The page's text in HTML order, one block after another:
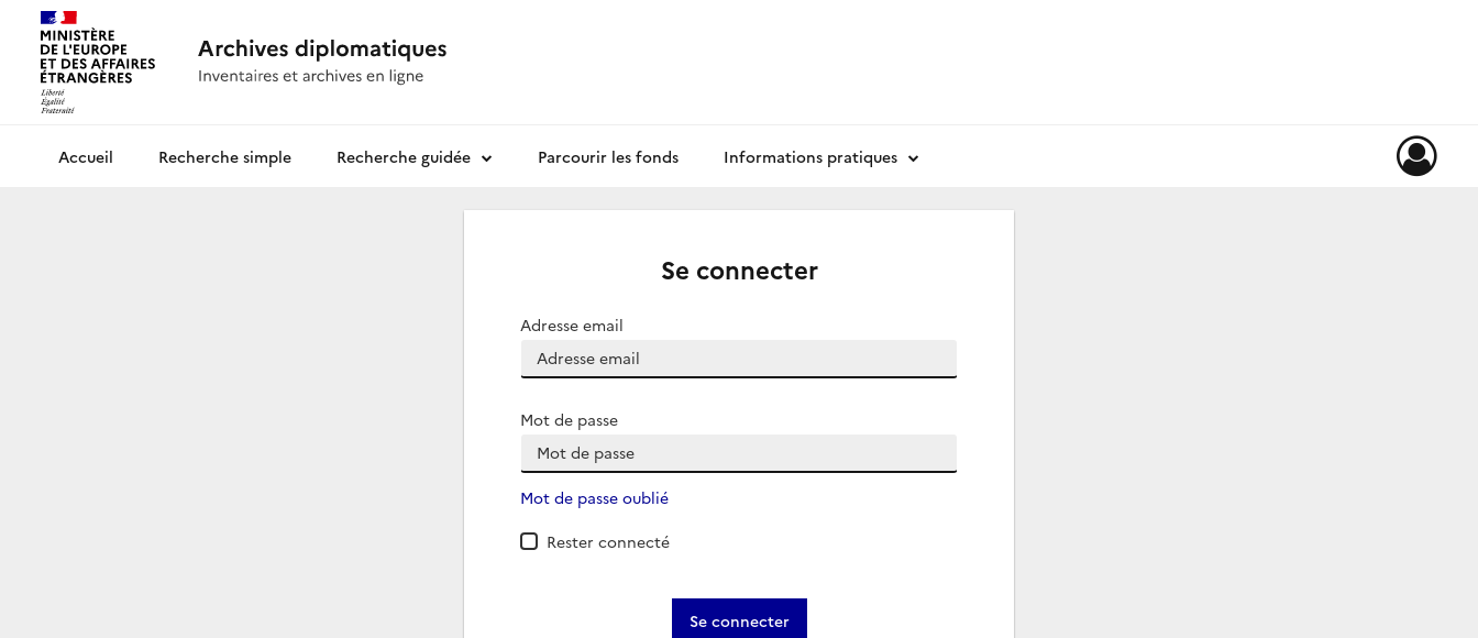
Archives diplomatiquesRecherche simple Recherche guidée Parcourir les fonds Informations pratiques
Se connecter
Adresse email
Mot de passe
Mot de passe oublié
Rester connecté
Se connecter